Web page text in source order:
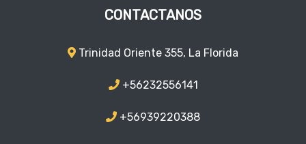
CONTACTANOS
Trinidad Oriente 355, La Florida
+56232556141
+56939220388